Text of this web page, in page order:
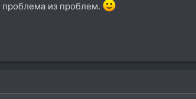
проблема из проблем.